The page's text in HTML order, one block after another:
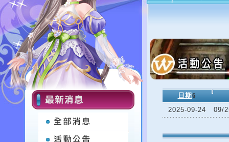
日期 6
2025-09-24
09/